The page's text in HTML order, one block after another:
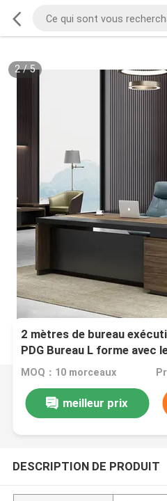
2/5
2 mètres de bureau
PDG Bureau L forme avec
MOQ：10 morceaux
meilleur prix
DESCRIPTION DE PRODUIT